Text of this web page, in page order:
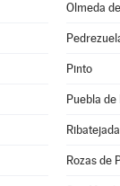
Olmeda
Pinto
Puebla
Ribatejada
Rozas de